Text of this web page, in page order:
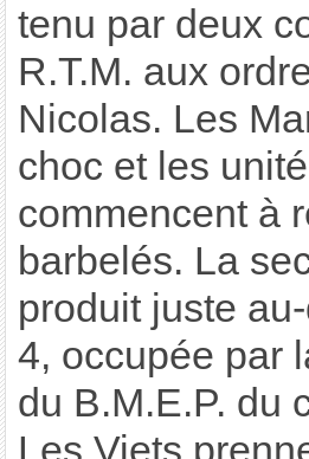
tenu par deux
R.T.M. aux
Nicolas. Les
choc et les
commencent à
barbelés. La
produit juste
4, occupée par
du B.M.E.P. du
Les Viets